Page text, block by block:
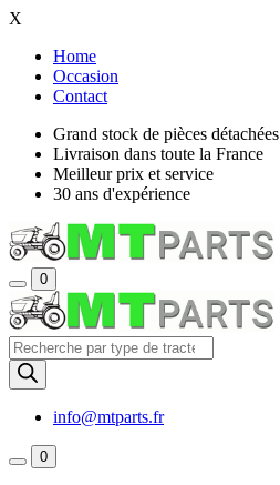
X
Home
Occasion
Contact
Grand stock de pièces détachées
Livraison dans toute la France
Meilleur prix et service
30 ans d'expérience
0
Recherche
de
produits
info@mtparts.fr
0